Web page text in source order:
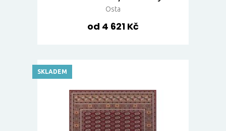
Osta
od 4 621 Kč
SKLADEM